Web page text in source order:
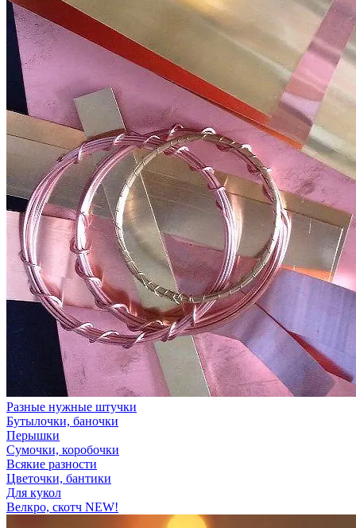
Разные нужные штучки
Бутылочки, баночки
Перышки
Сумочки, коробочки
Всякие разности
Цветочки, бантики
Для кукол
Велкро, скотч NEW!